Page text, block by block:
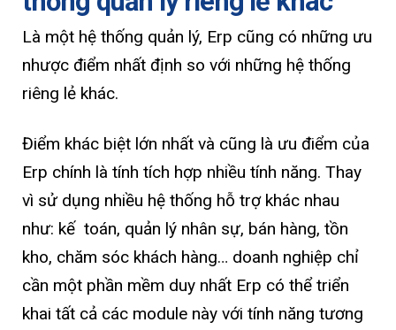
Là một hệ thống quản lý, Erp cũng có những ưu
nhược điểm nhất định so với những hệ thống
riêng lẻ khác.
Điểm khác biệt lớn nhất và cũng là ưu điểm của
Erp chính là tính tích hợp nhiều tính năng. Thay
vì sử dụng nhiều hệ thống hỗ trợ khác nhau
như: kế toán, quản lý nhân sự, bán hàng, tồn
kho, chăm sóc khách hàng… doanh nghiệp chỉ
cần một phần mềm duy nhất Erp có thể triển
khai tất cả các module này với tính năng tương